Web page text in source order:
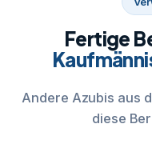
Fertige
Andere Azubis aus
diese